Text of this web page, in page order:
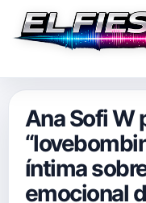
Ana Sofi W
íntima
emocional